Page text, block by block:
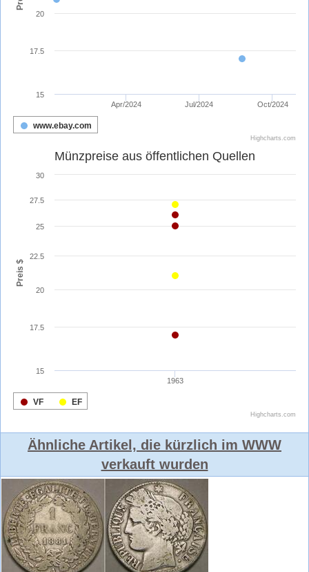
Ähnliche Artikel, die kürzlich im WWW
verkauft wurden